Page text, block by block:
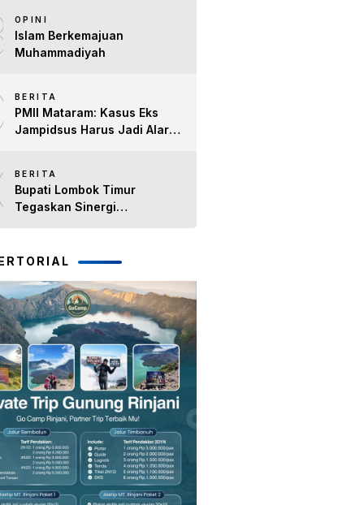
OPINI
Islam Berkemajuan
Muhammadiyah
BERITA
PMII Mataram: Kasus Eks
Jampidsus Harus Jadi Alarm
BERITA
Bupati Lombok Timur
Tegaskan Sinergi
dan Kapolres Lombok Timur